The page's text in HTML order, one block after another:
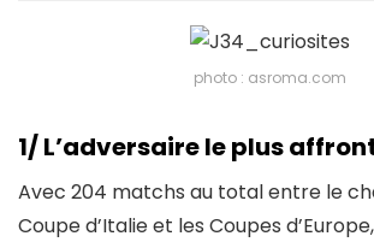
photo : asroma.com
1/ L’adversaire le plus
Avec 204 matchs au total entre le
Coupe d’Italie et les Coupes